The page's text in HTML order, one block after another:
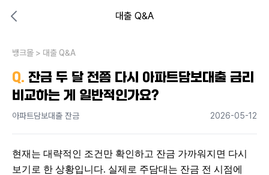
대출 Q&A
내 상황엔 어떤 방법이 있을까?
뱅크몰 > 대출 Q&A
Q. 잔금 두 달 전쯤 다시 아파트담보대출 금리
비교하는 게 일반적인가요?
아파트담보대출 잔금 2026-05-12
현재는 대략적인 조건만 확인하고 잔금 가까워지면 다시
보기로 한 상황입니다. 실제로 주담대는 잔금 전 시점에